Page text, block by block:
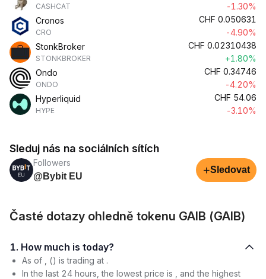
CASHCAT
-1.30%
Cronos
CRO
CHF 0.050631
-4.90%
StonkBroker
STONKBROKER
CHF 0.02310438
+1.80%
Ondo
ONDO
CHF 0.34746
-4.20%
Hyperliquid
HYPE
CHF 54.06
-3.10%
Sleduj nás na sociálních sítích
Followers
@Bybit EU
+Sledovat
Časté dotazy ohledně tokenu GAIB (GAIB)
1. How much is today?
As of , () is trading at .
In the last 24 hours, the lowest price is , and the highest